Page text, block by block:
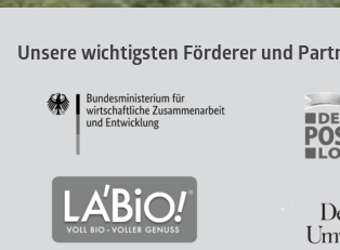
Unsere wichtigsten Förderer und